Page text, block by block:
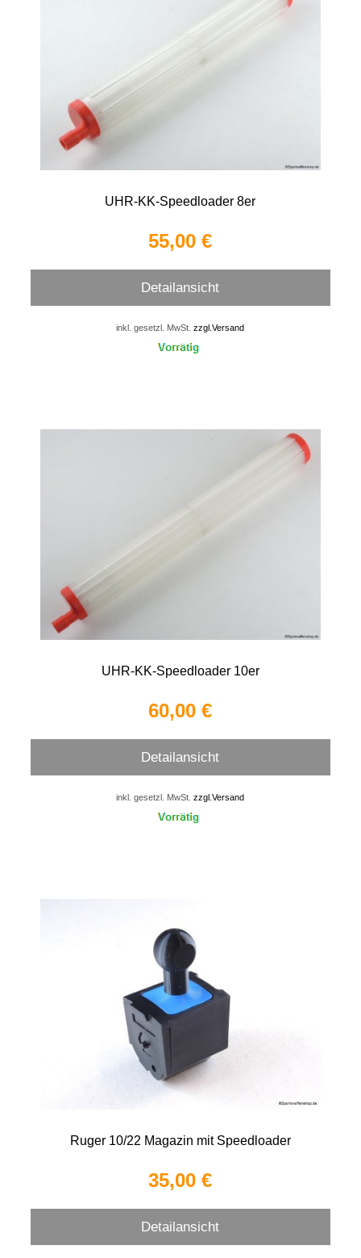
UHR-KK-Speedloader 8er
55,00 €
Detailansicht
inkl. gesetzl. MwSt.zzgl.Versand
UHR-KK-Speedloader 10er
60,00 €
Detailansicht
inkl. gesetzl. MwSt.zzgl.Versand
Ruger 10/22 Magazin mit Speedloader
35,00 €
Detailansicht